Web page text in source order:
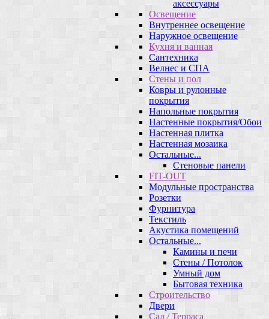
аксессуары
Освещение
Внутреннее освещение
Наружное освещение
Кухня и ванная
Сантехника
Велнес и СПА
Стены и пол
Ковры и рулонные
покрытия
Напольные покрытия
Настенные покрытия/Обои
Настенная плитка
Настенная мозаика
Остальные...
Стеновые панели
FIT-OUT
Модульные пространства
Розетки
Фурнитура
Текстиль
Акустика помещений
Остальные...
Камины и печи
Стены / Потолок
Умный дом
Бытовая техника
Строительство
Двери
Сад / Терраса